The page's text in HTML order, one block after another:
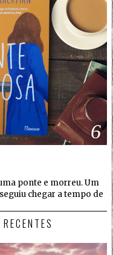
6
ponte e morreu. Um
chegar a tempo de